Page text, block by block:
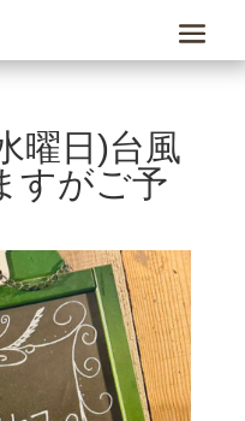
曜日)台風
すがご予